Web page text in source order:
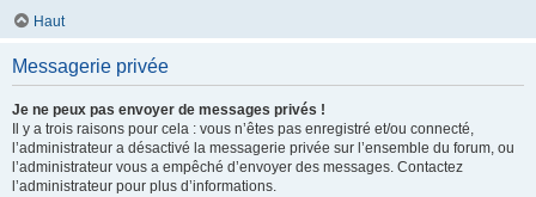
Haut
Messagerie privée
Je ne peux pas envoyer de messages privés !
Il y a trois raisons pour cela : vous n’êtes pas enregistré et/ou connecté,
l’administrateur a désactivé la messagerie privée sur l’ensemble du forum, ou
l’administrateur vous a empêché d’envoyer des messages. Contactez
l’administrateur pour plus d’informations.